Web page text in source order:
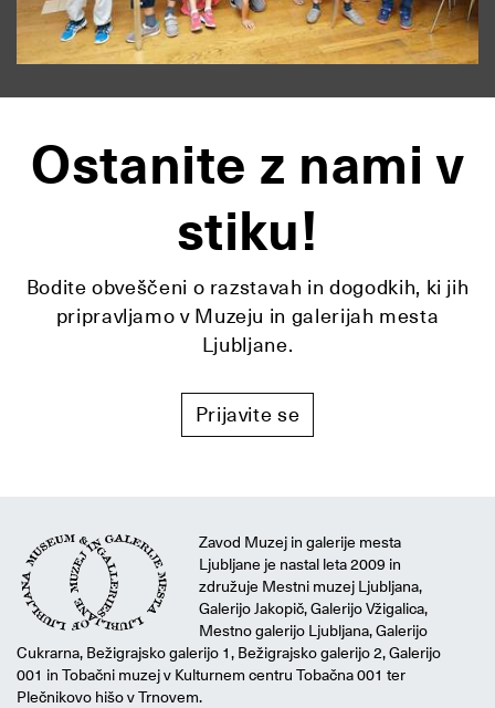
Ostanite z nami v
stiku!
Bodite obveščeni o razstavah in dogodkih, ki jih
pripravljamo v Muzeju in galerijah mesta
Ljubljane.
Prijavite se
Zavod Muzej in galerije mesta
Ljubljane je nastal leta 2009 in
združuje Mestni muzej Ljubljana,
Galerijo Jakopič, Galerijo Vžigalica,
Mestno galerijo Ljubljana, Galerijo
Cukrarna, Bežigrajsko galerijo 1, Bežigrajsko galerijo 2, Galerijo
001 in Tobačni muzej v Kulturnem centru Tobačna 001 ter
Plečnikovo hišo v Trnovem.